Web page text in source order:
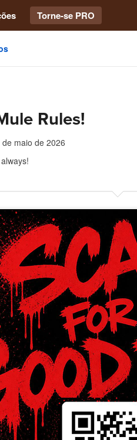
Torne-se PRO
Rules!
de maio de 2026